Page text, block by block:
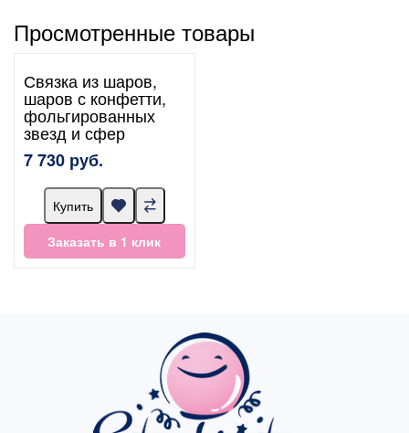
Просмотренные товары
Связка из шаров,
шаров с конфетти,
фольгированных
звезд и сфер
7 730 руб.
Купить
Заказать в 1 клик